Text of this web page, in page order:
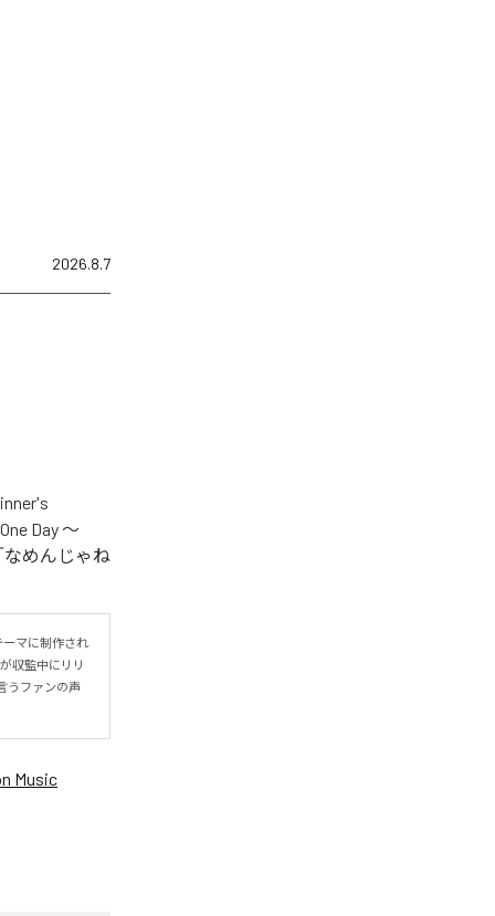
2026.8.7
Day ～
「なめんじゃね
ーマに制作され
収監中にリリ
うファンの声
Music